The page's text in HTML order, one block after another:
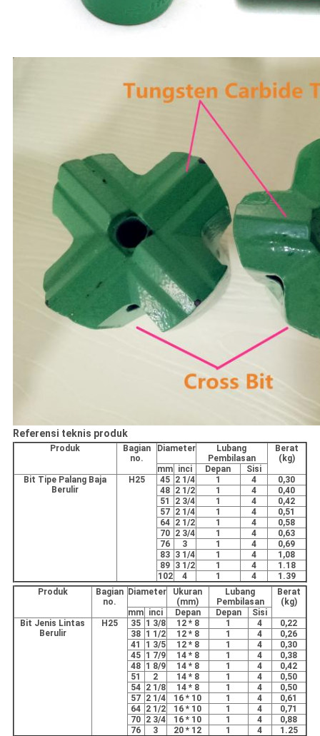
Referensi teknis produk
Produk
Bagian
no.
Diameter
Lubang
Pembilasan
Berat
(kg)
mm inci Depan
Sisi
Bit Tipe Palang Baja
Berulir
H25 45 2 1/4 1 4
0,30
48 2 1/2 1 4
0,40
51
2 3/4 1 4
0,42
57 2 1/4 1 4
0,51
64 2 1/2 1 4
0,58
70 2 3/4 1 4
0,63
76
3 1 4
0,69
83 3 1/4 1 4
1,08
89 3 1/2 1 4
1.18
102
4 1 4
1.39
Produk
Bagian
no.
Diameter
Ukuran
(mm)
Lubang
Pembilasan
Berat
(kg)
mm inci Depan Depan
Sisi
Bit Jenis Lintas
Berulir
H25 35 1 3/8 12 * 8 1 4
0,22
38 1 1/2 12 * 8 1 4
0,26
41
1 3/5 12 * 8 1 4
0,30
45 1 7/9 14 * 8 1 4
0,38
48 1 8/9 14 * 8 1 4
0,42
51
2 14 * 8 1 4
0,50
54 2 1/8 14 * 8 1 4
0,50
57 2 1/4 16 * 10 1 4
0,61
64 2 1/2 16 * 10 1 4
0,71
70 2 3/4 16 * 10 1 4
0,88
76
3 20 * 12 1 4 1.25